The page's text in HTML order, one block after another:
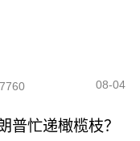
7760 08-04
普忙递橄榄枝？